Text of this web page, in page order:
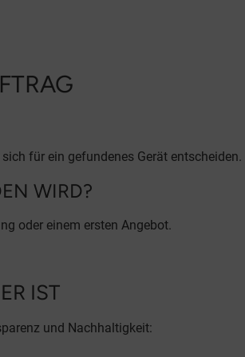
für ein gefundenes Gerät entscheiden.
WIRD?
oder einem ersten Angebot.
IST
und Nachhaltigkeit: